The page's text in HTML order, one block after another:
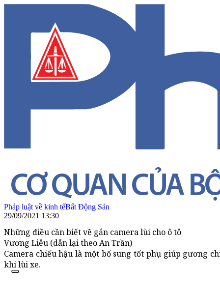
Pháp luật về kinh tếBất Động Sản
29/09/2021 13:30
Những điều cần biết về gắn camera lùi cho ô tô
Vương Liễu (dẫn lại theo An Trần)
Camera chiếu hậu là một bổ sung tốt phụ giúp gương
khi lùi xe.